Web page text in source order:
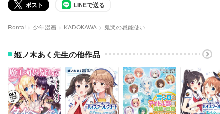
ポスト LINEで送る
Renta! 少年漫画 KADOKAWA 鬼哭の忌能使い
姫ノ木あく先生の他作品